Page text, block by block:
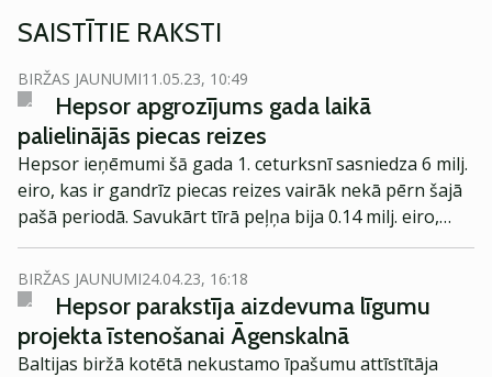
SAISTĪTIE RAKSTI
BIRŽAS JAUNUMI11.05.23, 10:49
Hepsor apgrozījums gada laikā
palielinājās piecas reizes
Hepsor ieņēmumi šā gada 1. ceturksnī sasniedza 6 milj.
eiro, kas ir gandrīz piecas reizes vairāk nekā pērn šajā
pašā periodā. Savukārt tīrā peļņa bija 0.14 milj. eiro,
liecina paziņojums biržā.
BIRŽAS JAUNUMI24.04.23, 16:18
Hepsor parakstīja aizdevuma līgumu
projekta īstenošanai Āgenskalnā
Baltijas biržā kotētā nekustamo īpašumu attīstītāja